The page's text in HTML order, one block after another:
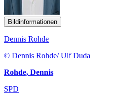
Bildinformationen
Dennis Rohde
© Dennis Rohde/ Ulf Duda
Rohde, Dennis
SPD